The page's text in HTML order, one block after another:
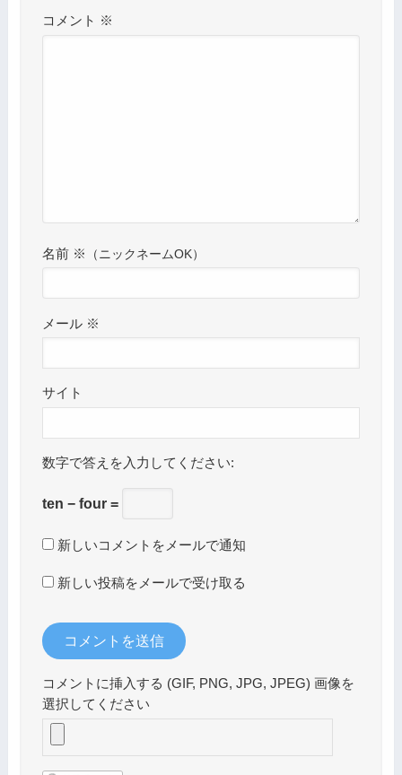
コメント ※
名前 ※
メール ※
サイト
数字で答えを入力してください:
ten − four =
新しいコメントをメールで通知
新しい投稿をメールで受け取る
コメントに挿入する (GIF, PNG, JPG, JPEG) 画像を
選択してください